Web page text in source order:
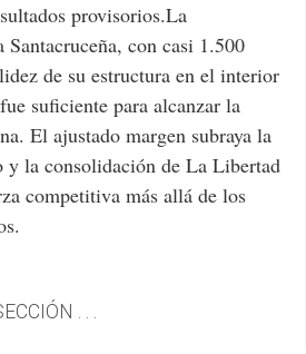
provisorios.La
Santacruceña, con casi 1.500
de su estructura en el interior
suficiente para alcanzar la
El ajustado margen subraya la
y la consolidación de La Libertad
competitiva más allá de los
. . .